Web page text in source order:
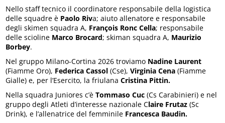
Nello staff tecnico il coordinatore responsabile della logistica
delle squadre è Paolo Riva; aiuto allenatore e responsabile
degli skimen squadra A, François Ronc Cella; responsabile
delle scioline Marco Brocard; skiman squadra A, Maurizio
Borbey.
Nel gruppo Milano-Cortina 2026 troviamo Nadine Laurent
(Fiamme Oro), Federica Cassol (Cse),Virginia Cena (Fiamme
Gialle) e, per l’Esercito, la friulanaCristina Pittin.
Nella squadra Juniores c’è Tommaso Cuc (Cs Carabinieri) e nel
gruppo degli Atleti d’interesse nazionale Claire Frutaz (Sc
Drink), e l’allenatrice del femminile Francesca Baudin.